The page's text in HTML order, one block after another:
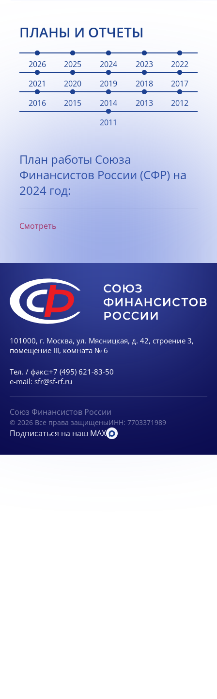
ПЛАНЫ И ОТЧЕТЫ
2026 2025 2024 2023
2022
2021
2020 2019 2018
2017
2016
2015 2014 2013
2012
2011
План работы Союза
Финансистов России (СФР) на
2024 год:
Смотреть
101000, г. Москва, ул. Мясницкая, д. 42, строение 3,
помещение III, комната № 6
Тел. / факс:+7 (495) 621-83-50
e-mail: sfr@sf-rf.ru
Союз Финансистов России
© 2026 Все права защищеныИНН: 7703371989
Подписаться на наш MAX